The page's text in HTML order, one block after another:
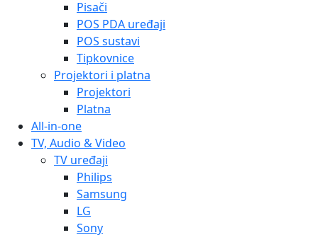
Pisači
POS PDA uređaji
POS sustavi
Tipkovnice
Projektori i platna
Projektori
Platna
All-in-one
TV, Audio & Video
TV uređaji
Philips
Samsung
LG
Sony